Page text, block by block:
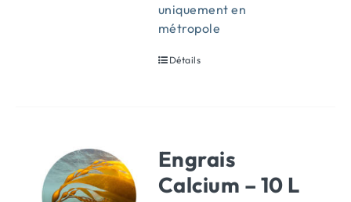
uniquement en
métropole
Détails
Engrais
Calcium – 10 L